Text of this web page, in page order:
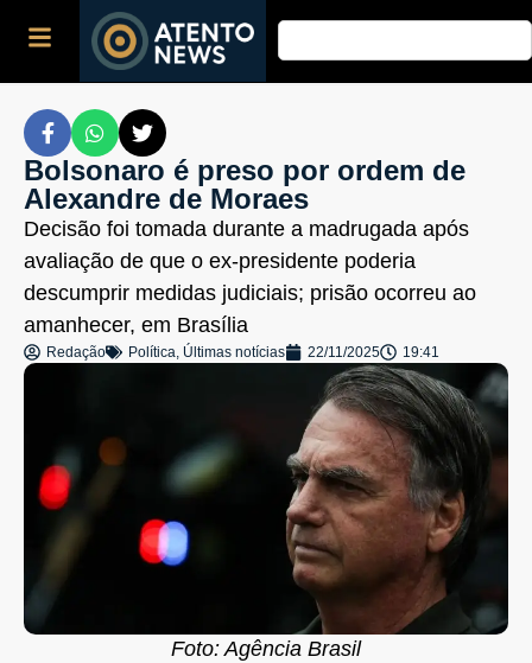
Bolsonaro é preso por ordem de
Alexandre de Moraes
Decisão foi tomada durante a madrugada após
avaliação de que o ex-presidente poderia
descumprir medidas judiciais; prisão ocorreu ao
amanhecer, em Brasília
Redação Política, Últimas notícias 22/11/2025 19:41
Foto: Agência Brasil